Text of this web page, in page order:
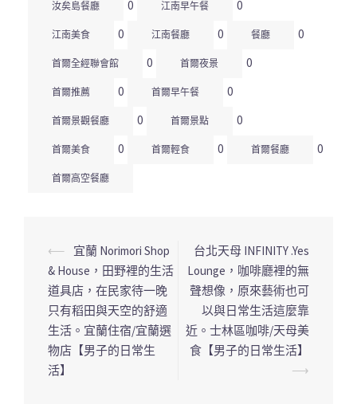
汝矣島餐廳 0 江南早午餐 0
江南美食 0 江南餐廳 0 餐廳 0
首爾全經聯會館 0 首爾夜景 0
首爾推薦 0 首爾早午餐 0
首爾景觀餐廳 0 首爾景點 0
首爾美食 0 首爾輕食 0 首爾餐廳 0
首爾高空餐廳
文
章
導
覽
列
⟵
宜蘭 Norimori Shop
& House，田野裡的生活
道具店，在民家待一晚
只有稻田與天空的舒適
生活。宜蘭住宿/宜蘭選
物店【男子的日常生
活】
台北天母 INFINITY .Yes
Lounge，咖啡廳裡的無
聲想像，原來藝術也可
以與日常生活這麼靠
近。士林區咖啡/天母美
食【男子的日常生活】
⟶